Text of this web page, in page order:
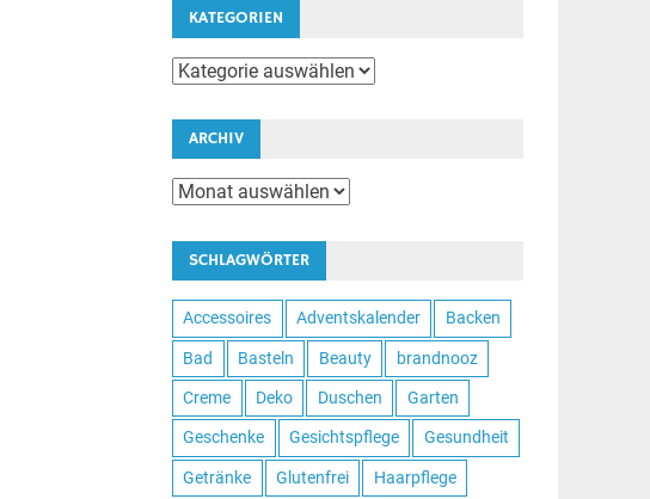
KATEGORIEN
Kategorien
ARCHIV
Archiv
SCHLAGWÖRTER
Accessoires Adventskalender Backen
Bad Basteln Beauty brandnooz
Creme Deko Duschen Garten
Geschenke Gesichtspflege Gesundheit
Getränke Glutenfrei Haarpflege